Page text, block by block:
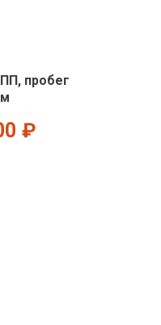
пробег
₽